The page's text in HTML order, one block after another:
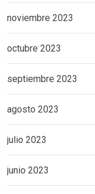
noviembre 2023
octubre 2023
septiembre 2023
agosto 2023
julio 2023
junio 2023